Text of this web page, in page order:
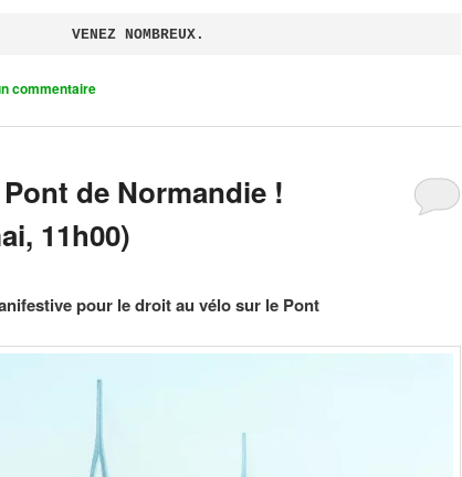
VENEZ NOMBREUX.
commentaire
de Normandie !
11h00)
pour le droit au vélo sur le Pont